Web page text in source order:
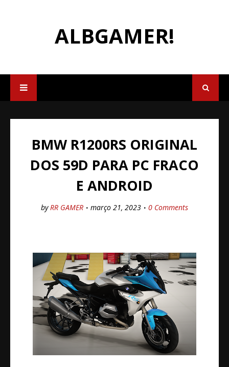
ALBGAMER!
BMW R1200RS ORIGINAL
DOS 59D PARA PC FRACO
E ANDROID
by RR GAMER março 21, 2023 0 Comments